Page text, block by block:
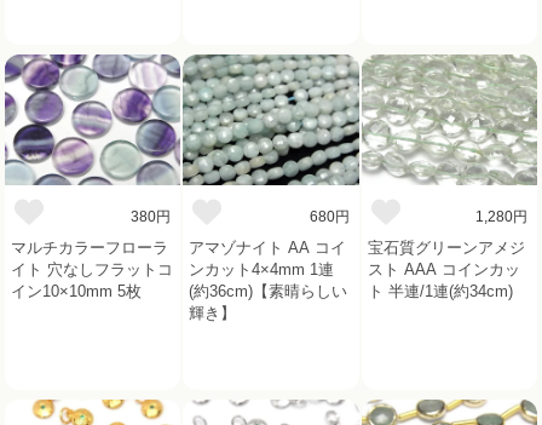
380円
マルチカラーフローラ
イト 穴なしフラットコ
イン10×10mm 5枚
680円
アマゾナイト AA コイ
ンカット4×4mm 1連
(約36cm)【素晴らしい
輝き】
1,280円
宝石質グリーンアメジ
スト AAA コインカッ
ト 半連/1連(約34cm)